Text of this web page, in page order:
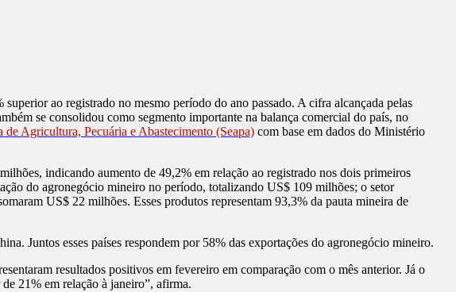
ao registrado no mesmo período do ano passado. A cifra alcançada pelas
se consolidou como segmento importante na balança comercial do país, no
de Agricultura, Pecuária e Abastecimento (Seapa) com base em dados do Ministério
indicando aumento de 49,2% em relação ao registrado nos dois primeiros
do agronegócio mineiro no período, totalizando US$ 109 milhões; o setor
US$ 22 milhões. Esses produtos representam 93,3% da pauta mineira de
Juntos esses países respondem por 58% das exportações do agronegócio mineiro.
resultados positivos em fevereiro em comparação com o mês anterior. Já o
21% em relação à janeiro”, afirma.